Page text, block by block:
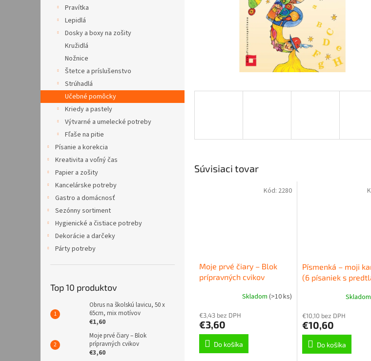
Pravítka
Lepidlá
Dosky a boxy na zošity
Kružidlá
Nožnice
Štetce a príslušenstvo
Strúhadlá
Učebné pomôcky
Kriedy a pastely
Výtvarné a umelecké potreby
Fľaše na pitie
Písanie a korekcia
Kreativita a voľný čas
Papier a zošity
Kancelárske potreby
Gastro a domácnosť
Sezónny sortiment
Hygienické a čistiace potreby
Dekorácie a darčeky
Párty potreby
Top 10 produktov
Obrus na školskú lavicu, 50 x
65cm, mix motívov
€1,60
Moje prvé čiary – Blok
prípravných cvikov
€3,60
Súvisiaci tovar
Moje prvé čiary – Blok
prípravných cvikov
Skladom (>10 ks)
€3,43 bez DPH
€3,60
Do košíka
Kód: 2280
Písmenká – moji
(6 písaniek s
Skladom
€10,10 bez DPH
€10,60
Do košíka